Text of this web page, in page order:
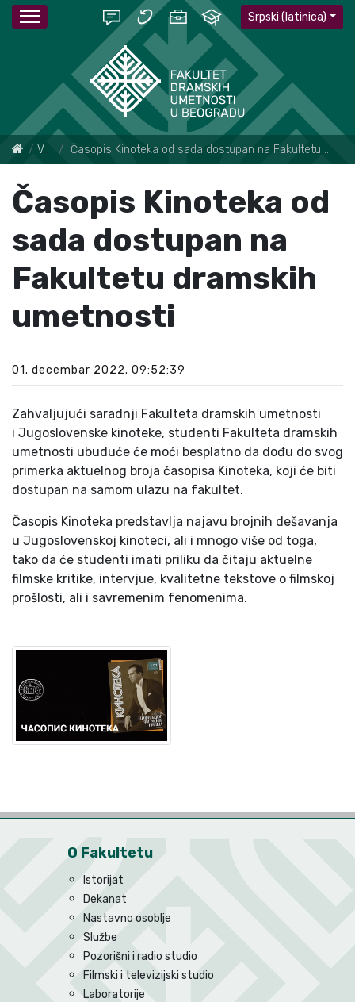
Srpski (latinica)
Vesti Časopis Kinoteka od sada dostupan na Fakultetu dramskih umetnosti
Časopis Kinoteka od
sada dostupan na
Fakultetu dramskih
umetnosti
01. decembar 2022. 09:52:39
Zahvaljujući saradnji Fakulteta dramskih umetnosti
i Jugoslovenske kinoteke, studenti Fakulteta dramskih
umetnosti ubuduće će moći besplatno da dođu do svog
primerka aktuelnog broja časopisa Kinoteka, koji će biti
dostupan na samom ulazu na fakultet.
Časopis Kinoteka predstavlja najavu brojnih dešavanja
u Jugoslovenskoj kinoteci, ali i mnogo više od toga,
tako da će studenti imati priliku da čitaju aktuelne
filmske kritike, intervjue, kvalitetne tekstove o filmskoj
prošlosti, ali i savremenim fenomenima.
O Fakultetu
Istorijat
Dekanat
Nastavno osoblje
Službe
Pozorišni i radio studio
Filmski i televizijski studio
Laboratorije